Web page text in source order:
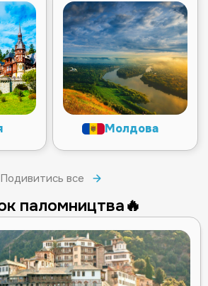
Молдова
Подивитись все
паломництва🔥